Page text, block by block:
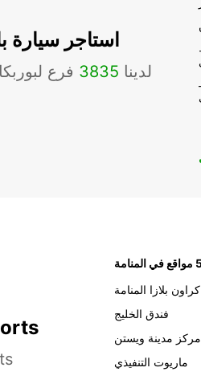
استاجر سيارة
لدينا 3835 فرع
كراون بلازا المنامة
فندق الخليج
مركز مدينة ويستن
ماريوت التنفيذي